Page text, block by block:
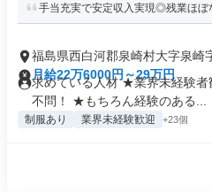
手当充実で安定収入実現◎残業ほぼ
福島県西白河郡泉崎村大字泉崎
月給22万6000円～29万円
求めている人材 ★業界未経験
不問！ ★もちろん経験のある...
制服あり 業界未経験歓迎 +23個